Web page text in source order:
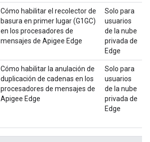
Cómo habilitar el recolector de
basura en primer lugar (G1GC)
en los procesadores de
mensajes de Apigee Edge
Solo para
usuarios
de la nube
privada de
Edge
Cómo habilitar la anulación de
duplicación de cadenas en los
procesadores de mensajes de
Apigee Edge
Solo para
usuarios
de la nube
privada de
Edge